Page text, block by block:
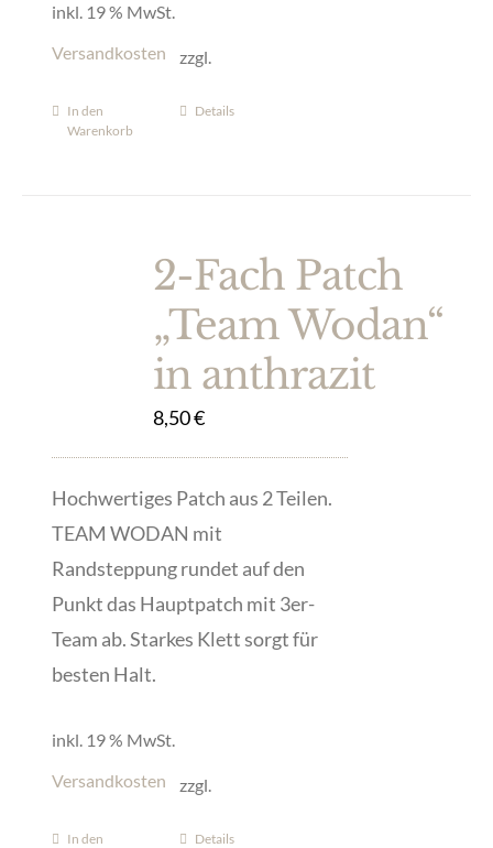
inkl. 19 % MwSt.
zzgl.
Versandkosten
In den
Warenkorb
Details
2-Fach Patch
„Team Wodan“
in anthrazit
8,50€
Hochwertiges Patch aus 2 Teilen.
TEAM WODAN mit
Randsteppung rundet auf den
Punkt das Hauptpatch mit 3er-
Team ab. Starkes Klett sorgt für
besten Halt.
inkl. 19 % MwSt.
zzgl.
Versandkosten
In den
Details